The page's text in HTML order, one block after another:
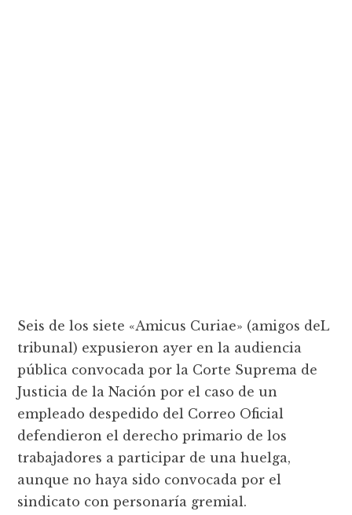
Seis de los siete «Amicus Curiae» (amigos deL
tribunal) expusieron ayer en la audiencia
pública convocada por la Corte Suprema de
Justicia de la Nación por el caso de un
empleado despedido del Correo Oficial
defendieron el derecho primario de los
trabajadores a participar de una huelga,
aunque no haya sido convocada por el
sindicato con personaría gremial.